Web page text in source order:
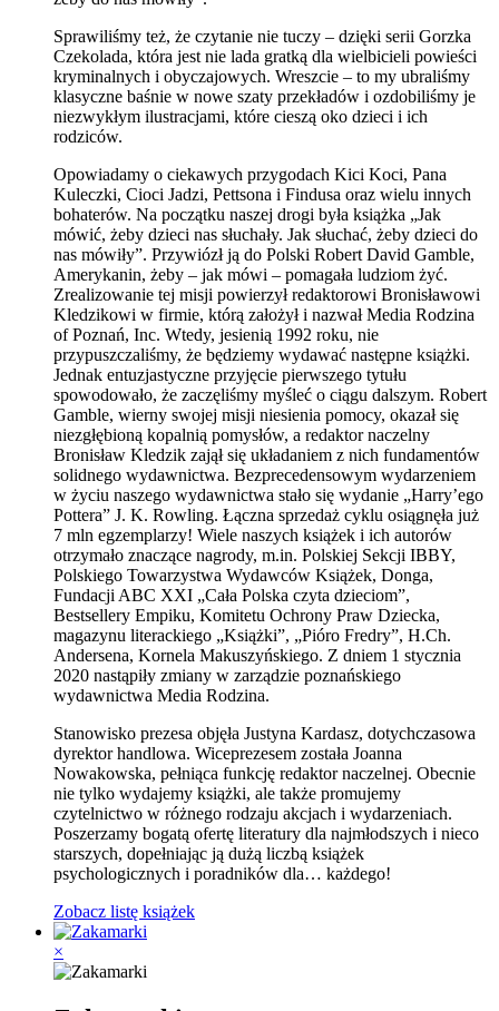
Sprawiliśmy też, że czytanie nie tuczy – dzięki serii Gorzka
Czekolada, która jest nie lada gratką dla wielbicieli powieści
kryminalnych i obyczajowych. Wreszcie – to my ubraliśmy
klasyczne baśnie w nowe szaty przekładów i ozdobiliśmy je
niezwykłym ilustracjami, które cieszą oko dzieci i ich
rodziców.
Opowiadamy o ciekawych przygodach Kici Koci, Pana
Kuleczki, Cioci Jadzi, Pettsona i Findusa oraz wielu innych
bohaterów. Na początku naszej drogi była książka „Jak
mówić, żeby dzieci nas słuchały. Jak słuchać, żeby dzieci do
nas mówiły”. Przywiózł ją do Polski Robert David Gamble,
Amerykanin, żeby – jak mówi – pomagała ludziom żyć.
Zrealizowanie tej misji powierzył redaktorowi Bronisławowi
Kledzikowi w firmie, którą założył i nazwał Media Rodzina
of Poznań, Inc. Wtedy, jesienią 1992 roku, nie
przypuszczaliśmy, że będziemy wydawać następne książki.
Jednak entuzjastyczne przyjęcie pierwszego tytułu
spowodowało, że zaczęliśmy myśleć o ciągu dalszym. Robert
Gamble, wierny swojej misji niesienia pomocy, okazał się
niezgłębioną kopalnią pomysłów, a redaktor naczelny
Bronisław Kledzik zajął się układaniem z nich fundamentów
solidnego wydawnictwa. Bezprecedensowym wydarzeniem
w życiu naszego wydawnictwa stało się wydanie „Harry’ego
Pottera” J. K. Rowling. Łączna sprzedaż cyklu osiągnęła już
7 mln egzemplarzy! Wiele naszych książek i ich autorów
otrzymało znaczące nagrody, m.in. Polskiej Sekcji IBBY,
Polskiego Towarzystwa Wydawców Książek, Donga,
Fundacji ABC XXI „Cała Polska czyta dzieciom”,
Bestsellery Empiku, Komitetu Ochrony Praw Dziecka,
magazynu literackiego „Książki”, „Pióro Fredry”, H.Ch.
Andersena, Kornela Makuszyńskiego. Z dniem 1 stycznia
2020 nastąpiły zmiany w zarządzie poznańskiego
wydawnictwa Media Rodzina.
Stanowisko prezesa objęła Justyna Kardasz, dotychczasowa
dyrektor handlowa. Wiceprezesem została Joanna
Nowakowska, pełniąca funkcję redaktor naczelnej. Obecnie
nie tylko wydajemy książki, ale także promujemy
czytelnictwo w różnego rodzaju akcjach i wydarzeniach.
Poszerzamy bogatą ofertę literatury dla najmłodszych i nieco
starszych, dopełniając ją dużą liczbą książek
psychologicznych i poradników dla… każdego!
Zobacz listę książek
×